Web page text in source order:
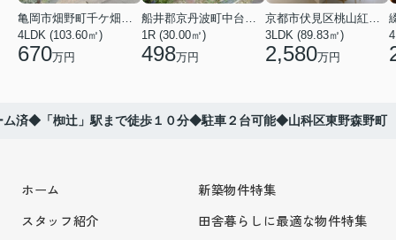
亀岡市畑野町千ケ畑高橋
4LDK (103.60㎡)
670万円
船井郡京丹波町中台土橋
1R (30.00㎡)
498万円
京都市伏見区桃山紅雪町
3LDK (89.83㎡)
2,580万円
ム済◆「椥辻」駅まで徒歩１０分◆駐車２台可能◆山科区東野森野町
ホーム
スタッフ紹介
新築物件特集
田舎暮らしに最適な物件特集